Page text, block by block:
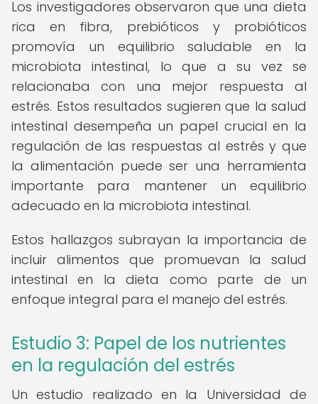
Los investigadores observaron que una dieta
rica en fibra, prebióticos y probióticos
promovía un equilibrio saludable en la
microbiota intestinal, lo que a su vez se
relacionaba con una mejor respuesta al
estrés. Estos resultados sugieren que la salud
intestinal desempeña un papel crucial en la
regulación de las respuestas al estrés y que
la alimentación puede ser una herramienta
importante para mantener un equilibrio
adecuado en la microbiota intestinal.
Estos hallazgos subrayan la importancia de
incluir alimentos que promuevan la salud
intestinal en la dieta como parte de un
enfoque integral para el manejo del estrés.
Estudio 3: Papel de los nutrientes
en la regulación del estrés
Un estudio realizado en la Universidad de